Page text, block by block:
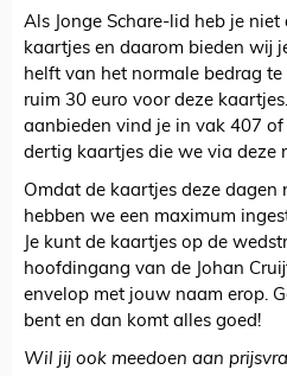
Als Jonge Schare-lid heb je
kaartjes en daarom bieden wij
helft van het normale bedrag
ruim 30 euro voor deze
aanbieden vind je in vak 407
dertig kaartjes die we via deze
Omdat de kaartjes deze
hebben we een maximum
Je kunt de kaartjes op de
hoofdingang van de Johan
envelop met jouw naam erop.
bent en dan komt alles goed!
Wil jij ook meedoen aan